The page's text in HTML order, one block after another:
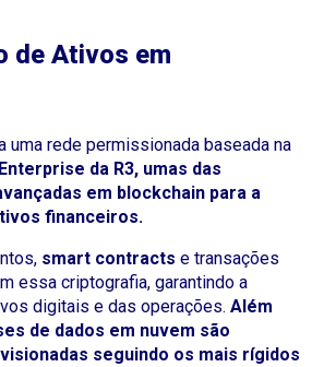
de Ativos em
uma rede permissionada baseada na
da R3, umas das
em blockchain para a
financeiros.
smart contracts e transações
essa criptografia, garantindo a
digitais e das operações. Além
de dados em nuvem são
seguindo os mais rígidos